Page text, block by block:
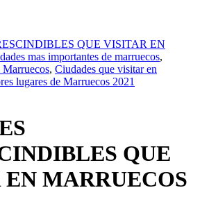
QUE VISITAR EN
mas importantes de marruecos,
Marruecos, Ciudades que visitar en
lugares de Marruecos 2021
QUE
MARRUECOS